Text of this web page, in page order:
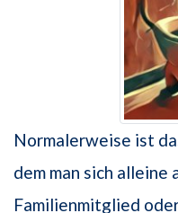
Normalerweise ist
dem man sich
Familienmitglied